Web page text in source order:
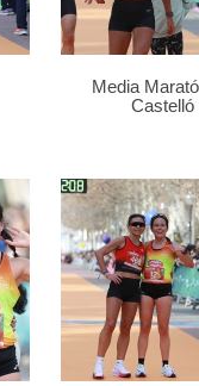
Media
Castelló